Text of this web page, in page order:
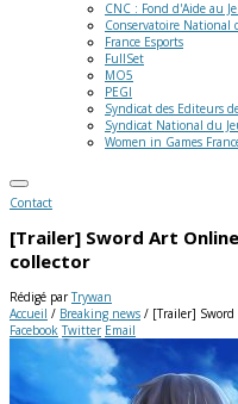
CNC : Fond d'Aide au
Conservatoire National
France Esports
FullSet
MO5
PEGI
Syndicat des Editeurs
Syndicat National du
Women in Games
Contact
[Trailer] Sword Art
collector
Rédigé parTrywan
Accueil / Breaking news / [Trailer]
Facebook Twitter Email